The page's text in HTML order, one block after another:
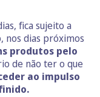
fica sujeito a
nos dias próximos
produtos pelo
de não ter o que
ao impulso